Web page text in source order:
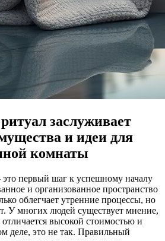
заслуживает
и идеи для
комнаты
первый шаг к успешному началу
и организованное пространство
облегчает утренние процессы, но
У многих людей существует мнение,
высокой стоимостью и
деле, это не так. Правильный